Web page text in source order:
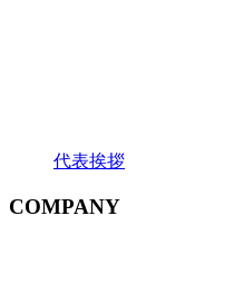
代表挨拶
COMPANY